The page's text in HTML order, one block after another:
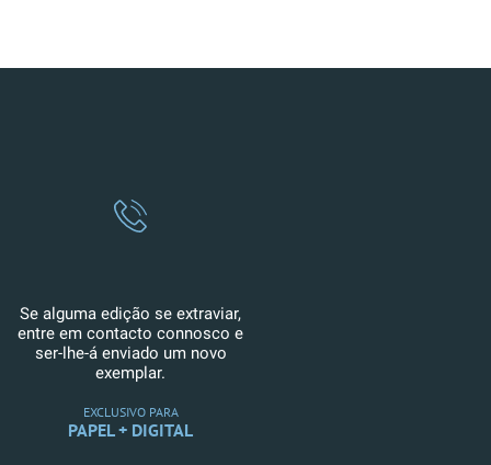
Se alguma edição se extraviar,
entre em contacto connosco e
ser-lhe-á enviado um novo
exemplar.
EXCLUSIVO PARA
PAPEL + DIGITAL